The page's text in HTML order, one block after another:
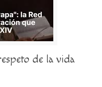
de la vida